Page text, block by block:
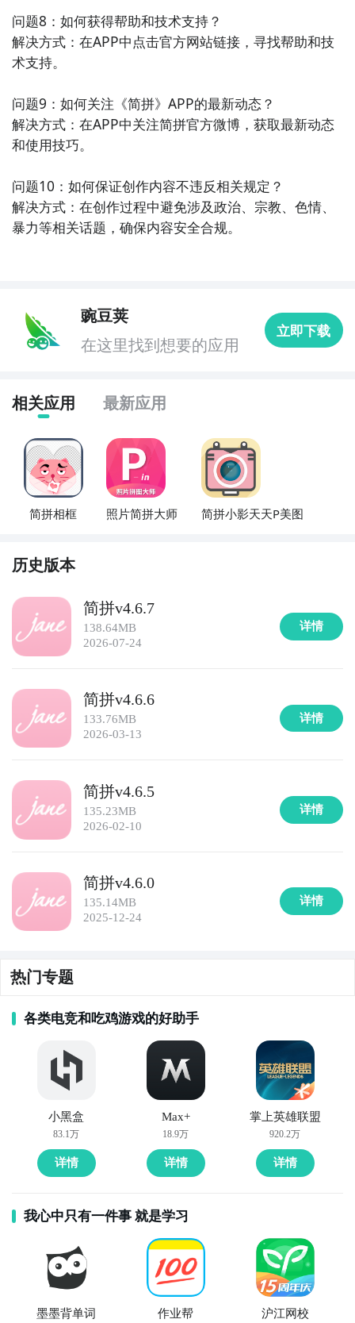
问题8：如何获得帮助和技术支持？
解决方式：在APP中点击官方网站链接，寻找帮助和技
术支持。
问题9：如何关注《简拼》APP的最新动态？
解决方式：在APP中关注简拼官方微博，获取最新动态
和使用技巧。
问题10：如何保证创作内容不违反相关规定？
解决方式：在创作过程中避免涉及政治、宗教、色情、
暴力等相关话题，确保内容安全合规。
豌豆荚
在这里找到想要的应用
立即下载
相关应用 最新应用
简拼相框 照片简拼大师 简拼小影天天P美图
历史版本
简拼v4.6.7
138.64MB
2026-07-24
详情
简拼v4.6.6
133.76MB
2026-03-13
详情
简拼v4.6.5
135.23MB
2026-02-10
详情
简拼v4.6.0
135.14MB
2025-12-24
详情
热门专题
各类电竞和吃鸡游戏的好助手
小黑盒
83.1万
详情
Max+
18.9万
详情
掌上英雄联盟
920.2万
详情
我心中只有一件事 就是学习
墨墨背单词 作业帮 沪江网校